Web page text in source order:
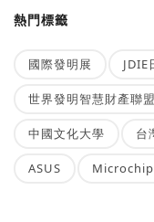
熱門標籤
國際發明展 JDIE
世界發明智慧財產聯
中國文化大學 台
ASUS Microchip